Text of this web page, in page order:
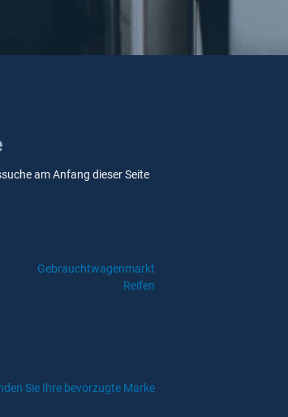
am Anfang dieser Seite
Gebrauchtwagenmarkt
Reifen
Sie Ihre bevorzugte Marke